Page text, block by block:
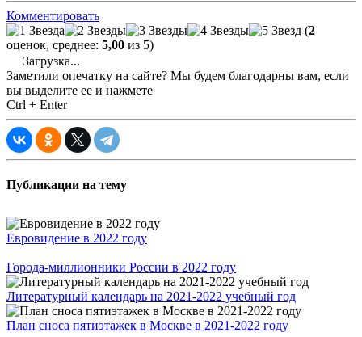
Комментировать
(2
оценок, среднее: 5,00 из 5)
Загрузка...
Заметили опечатку на сайте? Мы будем благодарны вам, если
вы выделите ее и нажмете
Ctrl + Enter
Публикации на тему
Евровидение в 2022 году
Города-миллионники России в 2022 году
Литературный календарь на 2021-2022 учебный год
План сноса пятиэтажек в Москве в 2021-2022 году